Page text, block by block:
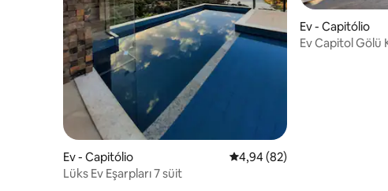
Ev - Capitólio 5 üzerinden ortalama 4,94
4,94 (82)
Lüks Ev Eşarpları 7 süit
Ev - Capitólio
Ev Capitol Gölü